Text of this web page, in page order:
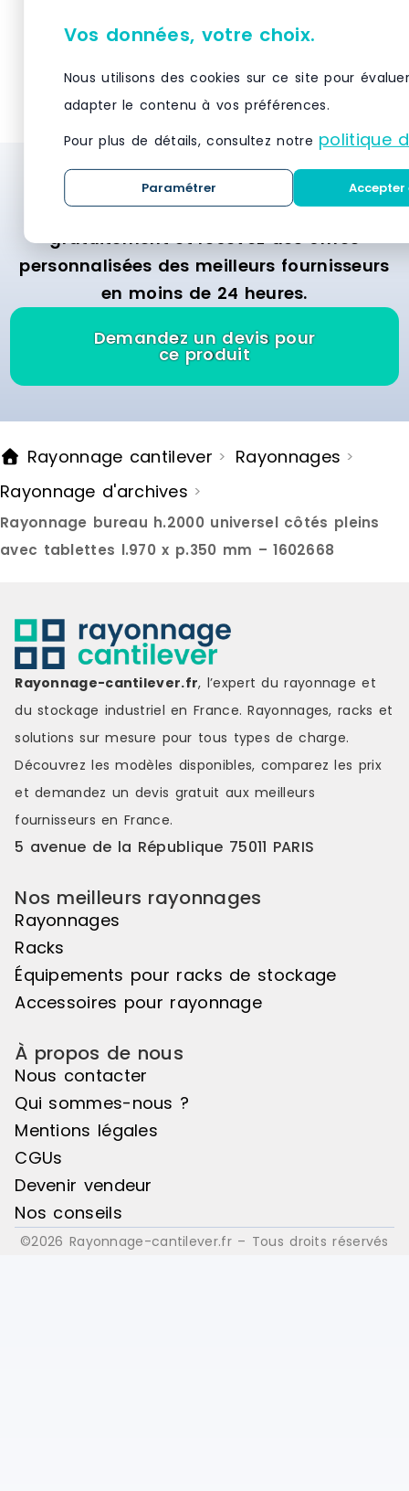
16.20 €
Besoin d’un système de stockage et de
rayonnage ? Demandez des devis
gratuitement et recevez des offres
personnalisées des meilleurs fournisseurs
en moins de 24 heures.
Demandez un devis pour
ce produit
Rayonnage cantilever > Rayonnages >
Rayonnage d'archives >
Rayonnage bureau h.2000 universel côtés pleins
avec tablettes l.970 x p.350 mm – 1602668
Vos données, votre choix.
Nous utilisons des cookies sur ce site pour
adapter le contenu à vos préférences.
Pour plus de détails, consultez notre politique
Paramétrer
Rayonnage-cantilever.fr, l’expert du rayonnage et
du stockage industriel en France. Rayonnages, racks et
solutions sur mesure pour tous types de charge.
Découvrez les modèles disponibles, comparez les prix
et demandez un devis gratuit aux meilleurs
fournisseurs en France.
5 avenue de la République 75011 PARIS
Nos meilleurs rayonnages
Rayonnages
Racks
Équipements pour racks de stockage
Accessoires pour rayonnage
À propos de nous
Nous contacter
Qui sommes-nous ?
Mentions légales
CGUs
Devenir vendeur
Nos conseils
©2026 Rayonnage-cantilever.fr – Tous droits réservés